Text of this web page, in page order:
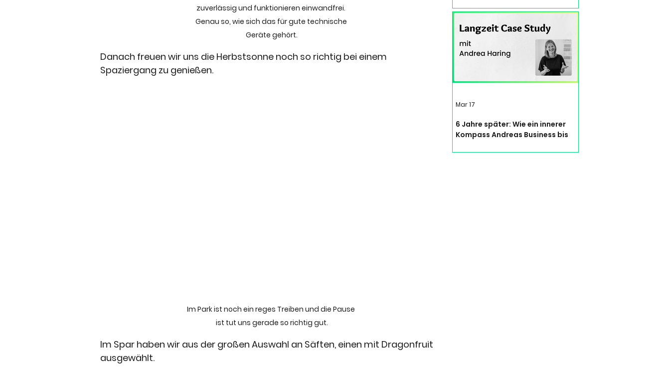
zuverlässig und funktionieren einwandfrei.
Genau so, wie sich das für gute technische
Geräte gehört.
Danach freuen wir uns die Herbstsonne noch so richtig bei einem
Spaziergang zu genießen.
Im Park ist noch ein reges Treiben und die Pause
ist tut uns gerade so richtig gut.
Im Spar haben wir aus der großen Auswahl an Säften, einen mit Dragonfruit
ausgewählt.
6 Jahre später: Wie ein innerer
Kompass Andreas Business bis
Mar 17